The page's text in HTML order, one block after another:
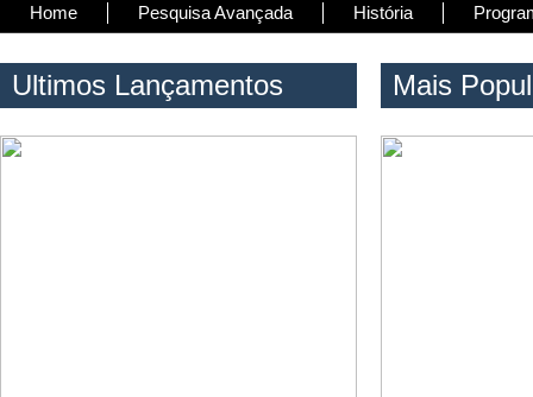
Home Pesquisa Avançada História
Ultimos Lançamentos Mais